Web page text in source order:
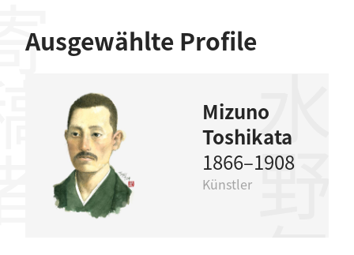
Ausgewählte Profile
Mizuno
Toshikata
1866–1908
Künstler